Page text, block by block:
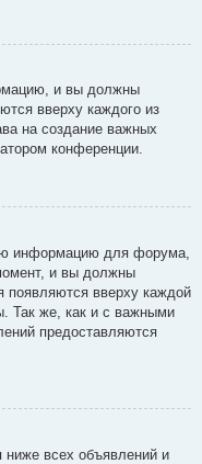
и вы должны
вверху каждого из
на создание важных
конференции.
информацию для форума,
и вы должны
появляются вверху каждой
Так же, как и с важными
предоставляются
всех объявлений и